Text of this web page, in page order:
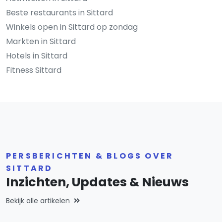
Beste restaurants in Sittard
Winkels open in Sittard op zondag
Markten in Sittard
Hotels in Sittard
Fitness Sittard
PERSBERICHTEN & BLOGS OVER
SITTARD
Inzichten, Updates & Nieuws
Bekijk alle artikelen